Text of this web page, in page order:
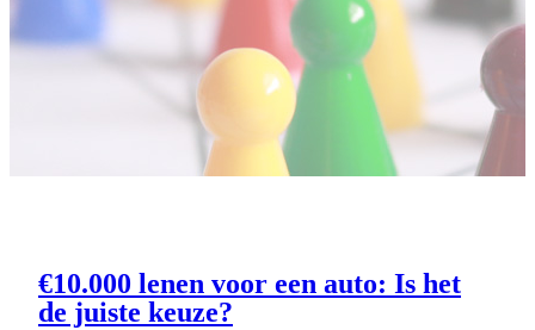
€10.000 lenen voor een auto: Is het
de juiste keuze?